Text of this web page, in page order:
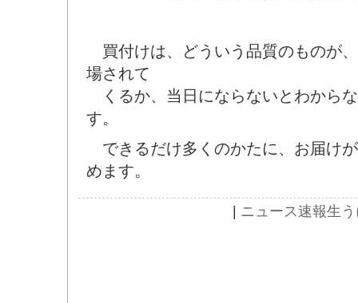
買付けは、どういう品質のものが
場されて
くるか、当日にならないとわから
す。
できるだけ多くのかたに、お届け
めます。
| ニュース速報生